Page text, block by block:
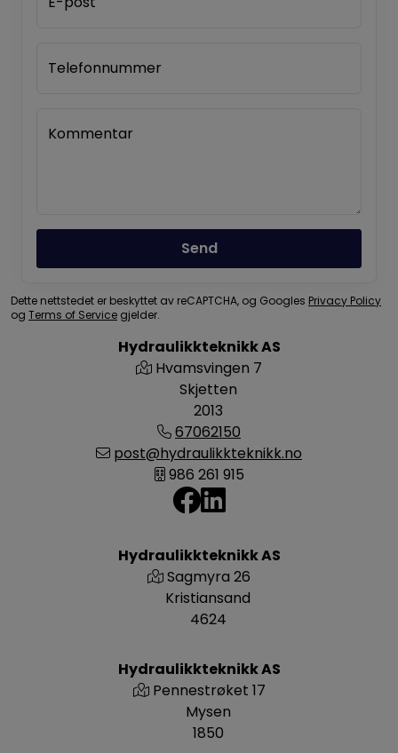
Hydraulikkteknikk AS
Hvamsvingen 7
Skjetten
2013
67062150
post@hydraulikkteknikk.no
986 261 915
Hydraulikkteknikk AS
Pennestrøket 17
Mysen
1850
Hydraulikkteknikk AS
Sagmyra 26
Kristiansand
4624
Telefonnummer
Kommentar
Send
Dette nettstedet er beskyttet av reCAPTCHA, og Googles Privacy Policy
og Terms of Service gjelder.